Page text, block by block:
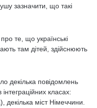
зазначити, що такі
те, що українські
там дітей, здійснюють
декілька повідомлень
класах:
міст Німеччини.